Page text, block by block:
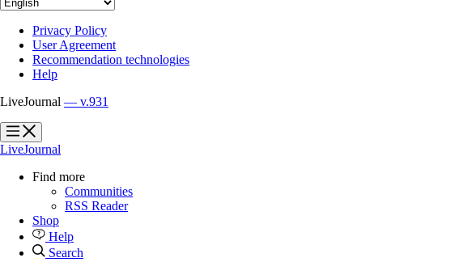
Privacy Policy
User Agreement
Recommendation technologies
Help
LiveJournal — v.931
?
?
LiveJournal
Find more
Communities
RSS Reader
Shop
Help
Search